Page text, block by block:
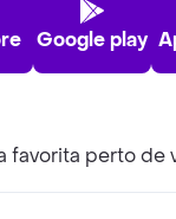
Google play
favorita perto de